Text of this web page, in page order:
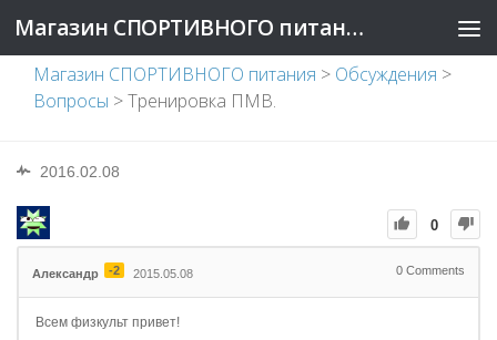
Магазин СПОРТИВНОГО питания
Магазин СПОРТИВНОГО питания > Обсуждения >
Вопросы >Тренировка ПМВ.
2016.02.08
0
Александр -2 2015.05.08 0 Comments
Всем физкульт привет!